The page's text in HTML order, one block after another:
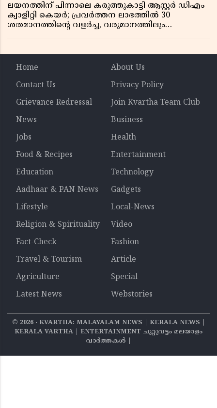
ലയനത്തിന് പിന്നാലെ കരുത്തുകാട്ടി ആസ്റ്റർ ഡിഎം
ക്വാളിറ്റി കെയർ; പ്രവർത്തന ലാഭത്തിൽ 30
ശതമാനത്തിൻ്റെ വളർച്ച, വരുമാനത്തിലും
Home
About Us
Contact Us
Privacy Policy
Grievance Redressal
Join Kvartha Team Club
News
Business
Jobs
Health
Food & Recipes
Entertainment
Education
Technology
Aadhaar & PAN News
Gadgets
Lifestyle
Local-News
Religion & Spirituality
Video
Fact-Check
Fashion
Travel & Tourism
Article
Agriculture
Special
Latest News
Webstories
© 2026‧ KVARTHA: MALAYALAM NEWS | KERALA NEWS |
KERALA VARTHA | ENTERTAINMENT ചുറ്റുവട്ടം മലയാളം
വാര്‍ത്തകൾ |